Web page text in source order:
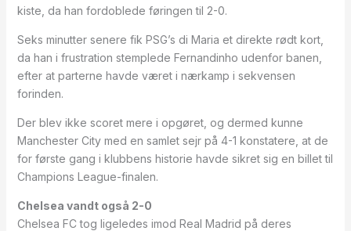
kiste, da han fordoblede føringen til 2-0.
Seks minutter senere fik PSG’s di Maria et direkte rødt kort,
da han i frustration stemplede Fernandinho udenfor banen,
efter at parterne havde været i nærkamp i sekvensen
forinden.
Der blev ikke scoret mere i opgøret, og dermed kunne
Manchester City med en samlet sejr på 4-1 konstatere, at de
for første gang i klubbens historie havde sikret sig en billet til
Champions League-finalen.
Chelsea vandt også 2-0
Chelsea FC tog ligeledes imod Real Madrid på deres